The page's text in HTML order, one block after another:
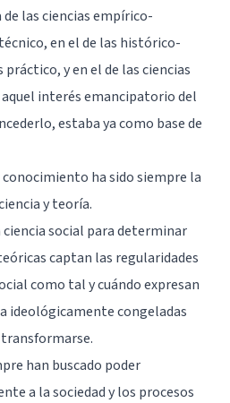
las ciencias empírico-
en el de las histórico-
y en el de las ciencias
interés emancipatorio del
estaba ya como base de
conocimiento ha sido siempre la
y teoría.
social para determinar
captan las regularidades
como tal y cuándo expresan
ideológicamente congeladas
han buscado poder
a la sociedad y los procesos